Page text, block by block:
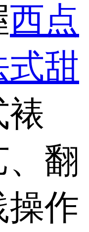
西点
式甜
裱
翻
操作